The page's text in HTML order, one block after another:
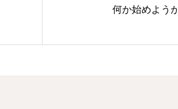
何か始めよう